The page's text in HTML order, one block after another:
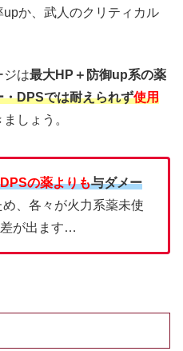
upか、武人のクリティカル
ジは最大HP＋防御up系の薬
・DPSでは耐えられず使用
しょう。
DPSの薬よりも与ダメー
め、各々が火力系薬未使
が出ます…